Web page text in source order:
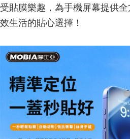
受貼膜樂趣，為手機屏幕提供
效生活的貼心選擇！